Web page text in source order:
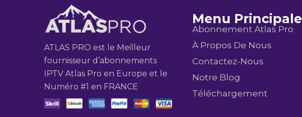
ATLAS PRO est le Meilleur
fournisseur d’abonnements
IPTV Atlas Pro en Europe et le
Numéro #1 en FRANCE
Menu Principale
Abonnement Atlas Pro
À Propos De Nous
Contactez-Nous
Notre Blog
Téléchargement